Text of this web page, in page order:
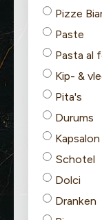
Pizze
Paste
Pasta al
Kip- &
Pita's
Durums
Kapsalon
Schotel
Dolci
Dranken